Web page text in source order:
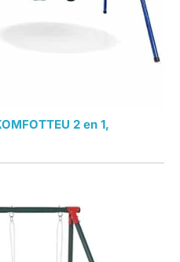
2 en 1,